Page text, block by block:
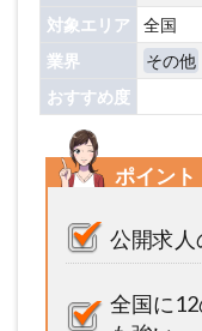
対象エリア
全国
業界
その他
おすすめ度
ポイント
公開求人
全国に